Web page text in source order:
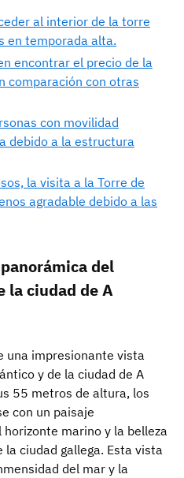
al interior de la torre
en temporada alta.
encontrar el precio de la
comparación con otras
con movilidad
debido a la estructura
la visita a la Torre de
agradable debido a las
del
la ciudad de A
una impresionante vista
y de la ciudad de A
55 metros de altura, los
con un paisaje
marino y la belleza
ciudad gallega. Esta vista
del mar y la